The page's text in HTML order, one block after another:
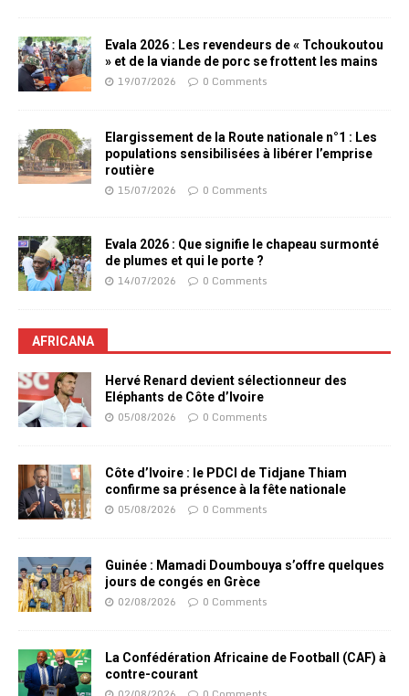
Evala 2026 : Les revendeurs de « Tchoukoutou
» et de la viande de porc se frottent les mains
19/07/2026 0 Comments
Elargissement de la Route nationale n°1 : Les
populations sensibilisées à libérer l’emprise
routière
15/07/2026 0 Comments
Evala 2026 : Que signifie le chapeau surmonté
de plumes et qui le porte ?
14/07/2026 0 Comments
AFRICANA
Hervé Renard devient sélectionneur des
Eléphants de Côte d’Ivoire
05/08/2026 0 Comments
Côte d’Ivoire : le PDCI de Tidjane Thiam
confirme sa présence à la fête nationale
05/08/2026 0 Comments
Guinée : Mamadi Doumbouya s’offre quelques
jours de congés en Grèce
02/08/2026 0 Comments
La Confédération Africaine de Football (CAF) à
contre-courant